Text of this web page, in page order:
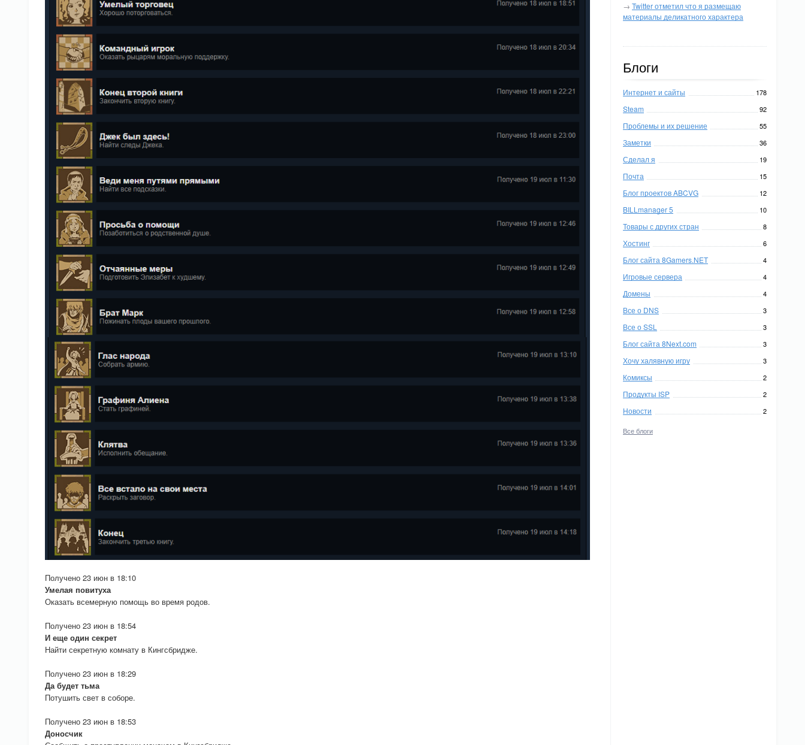
→ Twitter отметил что я размещаю
материалы деликатного характера
Блоги
Интернет и сайты 178
Steam 92
Проблемы и их решение 55
Заметки 36
Сделал я 19
Почта 15
Блог проектов ABCVG 12
BILLmanager 5 10
Товары с других стран 8
Хостинг 6
Блог сайта 8Gamers.NET 4
Игровые сервера 4
Домены 4
Все о DNS 3
Все о SSL 3
Блог сайта 8Next.com 3
Хочу халявную игру 3
Комиксы 2
Продукты ISP 2
Новости 2
Все блоги
Получено 23 июн в 18:10
Умелая повитуха
Оказать всемерную помощь во время родов.
Получено 23 июн в 18:54
И еще один секрет
Найти секретную комнату в Кингсбридже.
Получено 23 июн в 18:29
Да будет тьма
Потушить свет в соборе.
Получено 23 июн в 18:53
Доносчик